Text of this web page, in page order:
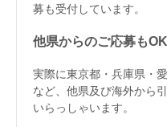
募も受付しています。
他県からのご応募も
実際に東京都・兵庫県・
など、他県及び海外から
いらっしゃいます。